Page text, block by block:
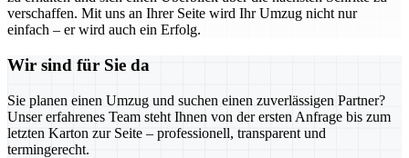
verschaffen. Mit uns an Ihrer Seite wird Ihr Umzug nicht nur
einfach – er wird auch ein Erfolg.
Wir sind für Sie da
Sie planen einen Umzug und suchen einen zuverlässigen Partner?
Unser erfahrenes Team steht Ihnen von der ersten Anfrage bis zum
letzten Karton zur Seite – professionell, transparent und
termingerecht.